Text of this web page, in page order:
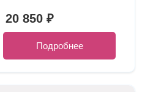
20 850 ₽
Подробнее